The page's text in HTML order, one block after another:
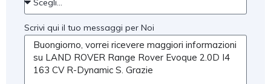
Scrivi qui il tuo messaggi per Noi